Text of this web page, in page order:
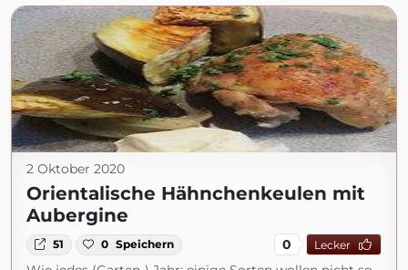
2 Oktober 2020
Orientalische Hähnchenkeulen mit
Aubergine
51 0 Speichern 0 Lecker